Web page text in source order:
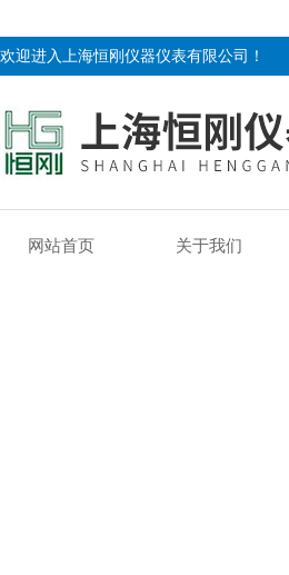
欢迎进入上海恒刚仪器仪表有限公司！
网站首页 关于我们